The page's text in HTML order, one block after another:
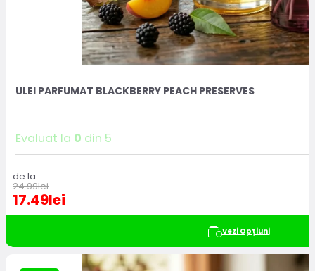
ULEI PARFUMAT BLACKBERRY PEACH PRESERVES
Evaluat la 0 din 5
de la
24.99lei
17.49lei
Vezi Opțiuni